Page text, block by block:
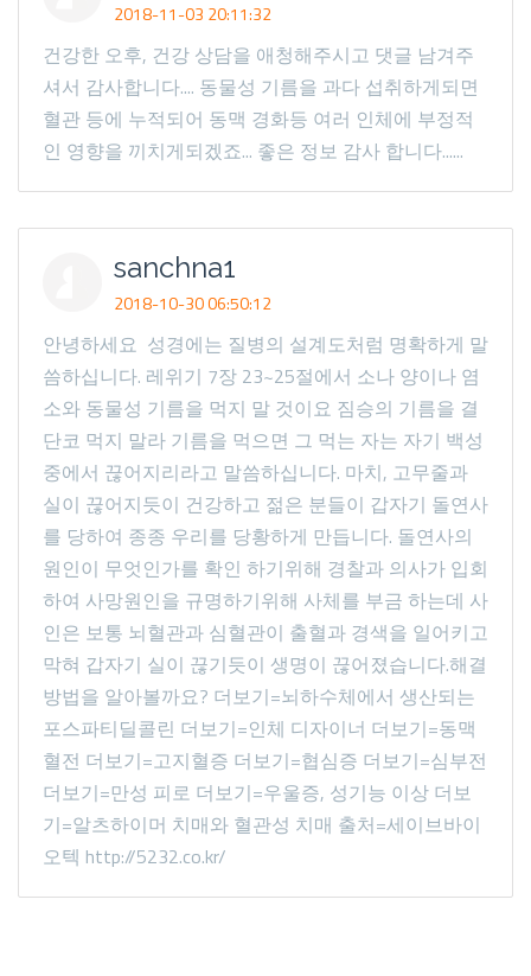
2018-11-03 20:11:32
건강한 오후, 건강 상담을 애청해주시고 댓글 남겨주
셔서 감사합니다.... 동물성 기름을 과다 섭취하게되면
혈관 등에 누적되어 동맥 경화등 여러 인체에 부정적
인 영향을 끼치게되겠죠... 좋은 정보 감사 합니다......
sanchna1
2018-10-30 06:50:12
안녕하세요 성경에는 질병의 설계도처럼 명확하게 말
씀하십니다. 레위기 7장 23~25절에서 소나 양이나 염
소와 동물성 기름을 먹지 말 것이요 짐승의 기름을 결
단코 먹지 말라 기름을 먹으면 그 먹는 자는 자기 백성
중에서 끊어지리라고 말씀하십니다. 마치, 고무줄과
실이 끊어지듯이 건강하고 젊은 분들이 갑자기 돌연사
를 당하여 종종 우리를 당황하게 만듭니다. 돌연사의
원인이 무엇인가를 확인 하기위해 경찰과 의사가 입회
하여 사망원인을 규명하기위해 사체를 부금 하는데 사
인은 보통 뇌혈관과 심혈관이 출혈과 경색을 일어키고
막혀 갑자기 실이 끊기듯이 생명이 끊어졌습니다. ​ 해결
방법을 알아볼까요? 더보기=뇌하수체에서 생산되는
포스파티딜콜린 더보기=인체 디자이너 더보기=동맥
혈전 더보기=고지혈증 더보기=협심증 더보기=심부전
더보기=만성 피로 더보기=우울증, 성기능 이상 더보
기=알츠하이머 치매와 혈관성 치매 출처=세이브바이
오텍 http://5232.co.kr/